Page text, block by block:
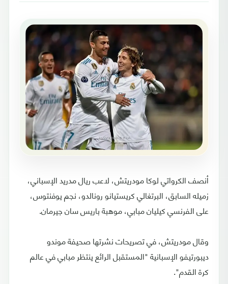
أنصف الكرواتي لوكا مودريتش، لاعب ريال مدريد الإسباني،
زميله السابق، البرتغالي كريستيانو رونالدو، نجم يوفنتوس،
على الفرنسي كيليان مبابي، موهبة باريس سان جيرمان.
وقال مودريتش، في تصريحات نشرتها صحيفة موندو
ديبورتيفو الإسبانية "المستقبل الرائع ينتظر مبابي في عالم
كرة القدم".